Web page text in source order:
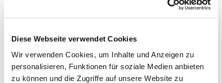
Diese Webseite verwendet Cookies
Wir verwenden Cookies, um Inhalte und Anzeigen zu
personalisieren, Funktionen für soziale Medien anbieten
zu können und die Zugriffe auf unsere Website zu
Martina von Wuthenau